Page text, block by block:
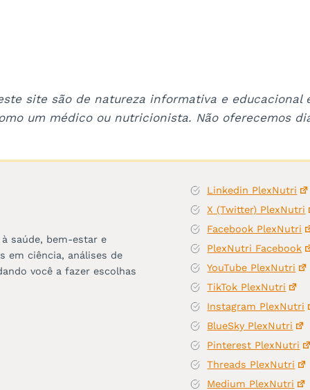
site são de natureza informativa e
um médico ou nutricionista. Não oferecemos
saúde, bem-estar e
em ciência, análises de
você a fazer escolhas
Linkedin PlexNutri
X (Twitter) PlexNutri
Facebook PlexNutri
PlexNutri Facebook
YouTube PlexNutri
TikTok PlexNutri
Instagram PlexNutri
BlueSky PlexNutri
Pinterest PlexNutri
Threads PlexNutri
Medium PlexNutri